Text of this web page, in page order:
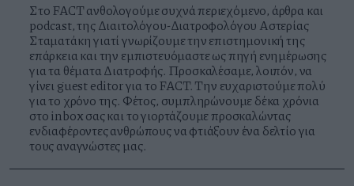
Στο FACT ανθολογούμε συχνά περιεχόμενο, άρθρα και
podcast, της Διαιτολόγου-Διατροφολόγου Αστερίας
Σταματάκη γιατί γνωρίζουμε την επιστημονική της
επάρκεια και την εμπιστευόμαστε ως πηγή ενημέρωσης
για τα θέματα Διατροφής. Προσκαλέσαμε, λοιπόν, να
γίνει guest editor για το FACT. Την ευχαριστούμε πολύ
για το χρόνο της. Φέτος, συμπληρώνουμε δέκα χρόνια
στο inbox σας και το γιορτάζουμε προσκαλώντας
ενδιαφέροντες ανθρώπους να φτιάξουν ένα δελτίο για
τους αναγνώστες μας.